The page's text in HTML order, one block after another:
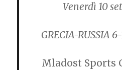
Venerdì 10
GRECIA-RUSSIA 6-
Mladost Sports